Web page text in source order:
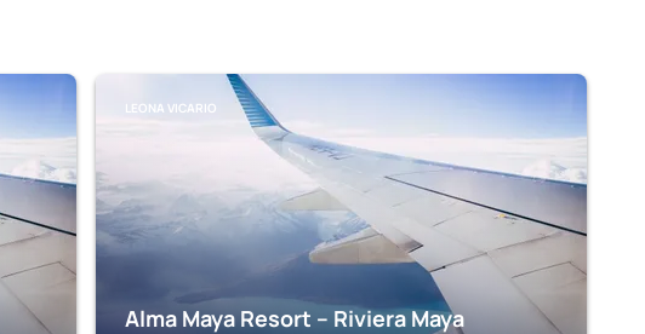
LEONA VICARIO
Alma Maya Resort – Riviera Maya